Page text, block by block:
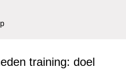
training: doel